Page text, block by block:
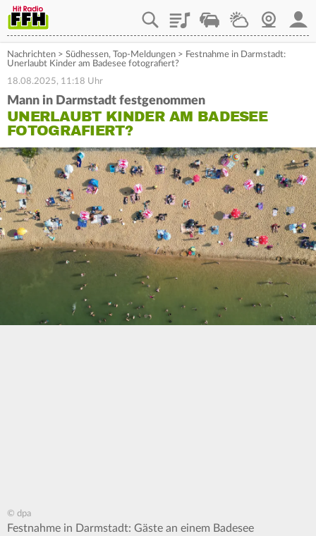
PlaylistStaupilotWetterWebcam
Nachrichten > Südhessen, Top-Meldungen > Festnahme in Darmstadt:
Unerlaubt Kinder am Badesee fotografiert?
18.08.2025, 11:18 Uhr
Mann in Darmstadt festgenommen
UNERLAUBT KINDER AM BADESEE
FOTOGRAFIERT?
© dpa
Festnahme in Darmstadt: Gäste an einem Badesee